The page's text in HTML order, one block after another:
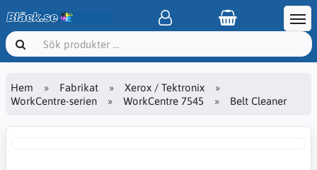
Hem Fabrikat
Xerox / Tektronix
WorkCentre-serien
WorkCentre 7545 Belt Cleaner